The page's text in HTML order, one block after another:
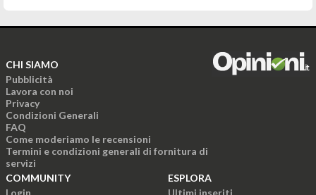
CHI SIAMO
Pubblicità
Lavora con noi
Privacy
Condizioni Generali
FAQ
Come moderiamo le recensioni
Termini e condizioni generali di fornitura di
servizi
COMMUNITY
Login
ESPLORA
Ultimi inseriti